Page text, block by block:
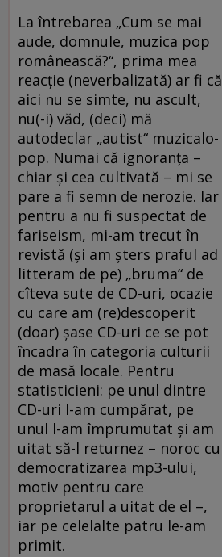
La întrebarea „Cum se mai
aude, domnule, muzica pop
românească?“, prima mea
reacţie (neverbalizată) ar fi că
aici nu se simte, nu ascult,
nu(-i) văd, (deci) mă
autodeclar „autist“ muzicalo-
pop. Numai că ignoranţa –
chiar şi cea cultivată – mi se
pare a fi semn de nerozie. Iar
pentru a nu fi suspectat de
fariseism, mi-am trecut în
revistă (şi am şters praful ad
litteram de pe) „bruma“ de
cîteva sute de CD-uri, ocazie
cu care am (re)descoperit
(doar) şase CD-uri ce se pot
încadra în categoria culturii
de masă locale. Pentru
statisticieni: pe unul dintre
CD-uri l-am cumpărat, pe
unul l-am împrumutat şi am
uitat să-l returnez – noroc cu
democratizarea mp3-ului,
motiv pentru care
proprietarul a uitat de el –,
iar pe celelalte patru le-am
primit.